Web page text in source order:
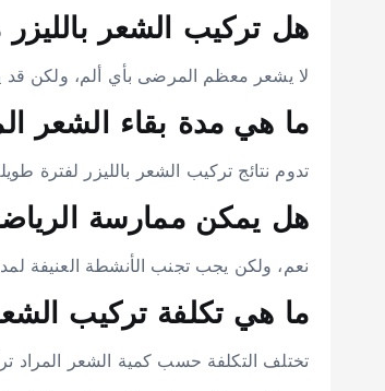
هل تركيب الشعر بالليزر
لا يشعر معظم المرضى بأي ألم، ولكن قد
ما هي مدة بقاء الشعر
تدوم نتائج تركيب الشعر بالليزر لفترة
هل يمكن ممارسة
نعم، ولكن يجب تجنب الأنشطة العنيفة
ما هي تكلفة تركيب
تختلف التكلفة حسب كمية الشعر المراد